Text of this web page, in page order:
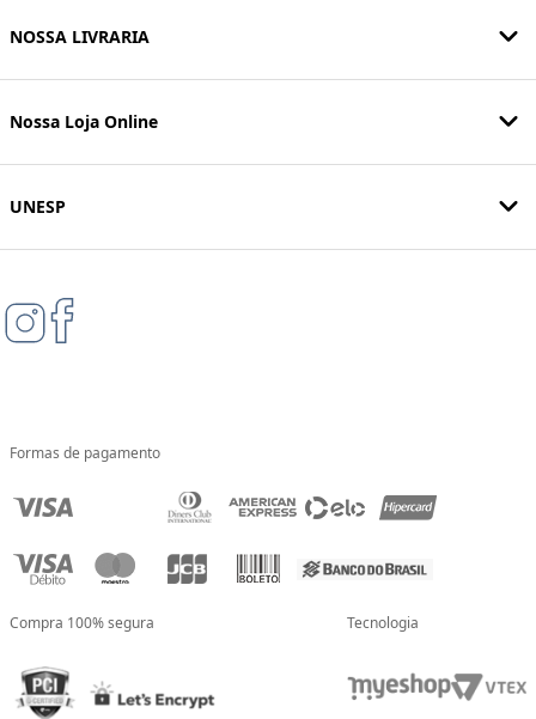
NOSSA LIVRARIA
Nossa Loja Online
UNESP
Formas de pagamento
Compra 100% segura Tecnologia